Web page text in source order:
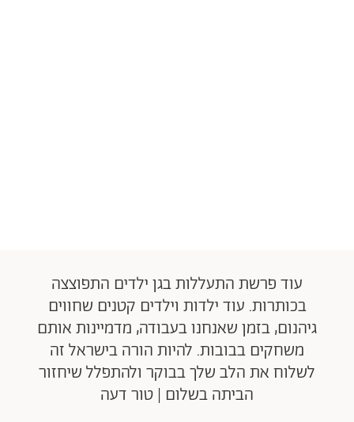
עוד פרשת התעללות בגן ילדים התפוצצה
בכותרות. עוד ילדות וילדים קטנים שחווים
גיהנום, בזמן שאנחנו בעבודה, מדמיינות אותם
משחקים בבובות. להיות הורה בישראל זה
לשלוח את הלב שלך בבוקר ולהתפלל שיחזור
הביתה בשלום | טור דעה